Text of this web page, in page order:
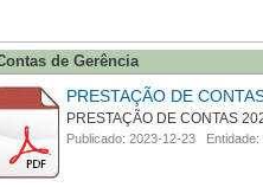
de Gerência
PRESTAÇÃO DE
PRESTAÇÃO DE CONTAS
Publicado: 2023-12-23